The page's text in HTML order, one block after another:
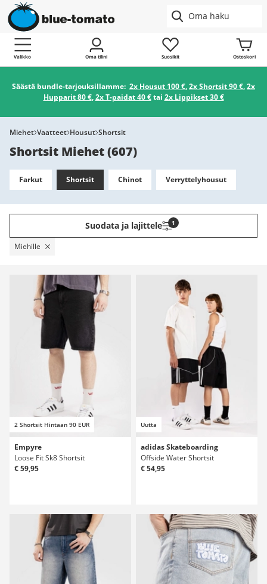
Valikko Oma tilini Suosikit Ostoskori
Säästä bundle-tarjouksillamme: 2x Housut 100 €,2x Shortsit 90 €,2x
Hupparit 80 €,2x T-paidat 40 €tai 2x Lippikset 30 €
Miehet Vaatteet Housut Shortsit
Shortsit Miehet(607)
Farkut Shortsit Chinot Verryttelyhousut
Suodata ja lajittele 1
Miehille
2 Shortsit Hintaan 90 EUR
Empyre
Loose Fit Sk8 Shortsit
€ 59,95
Uutta
adidas Skateboarding
Offside Water Shortsit
€ 54,95